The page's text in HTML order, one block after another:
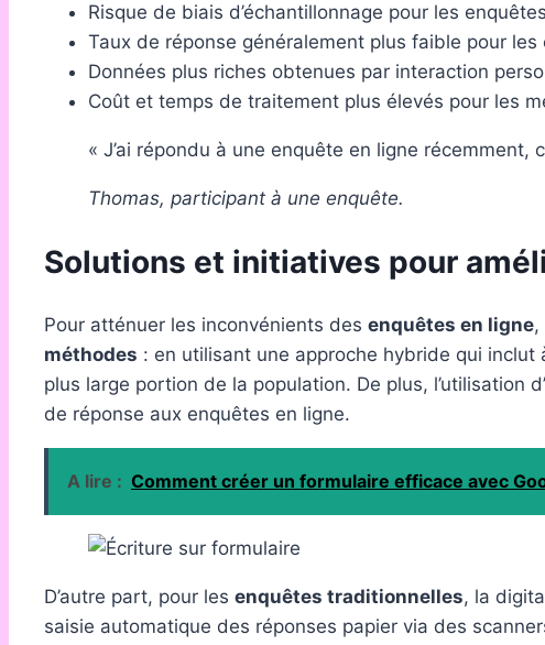
Risque de biais d’échantillonnage pour les
Taux de réponse généralement plus faible pour les
Données plus riches obtenues par interaction
Coût et temps de traitement plus élevés pour les
« J’ai répondu à une enquête en ligne récemment,
Thomas, participant à une enquête.
Solutions et initiatives pour
Pour atténuer les inconvénients des enquêtes en ligne,
méthodes : en utilisant une approche hybride qui
plus large portion de la population. De plus,
de réponse aux enquêtes en ligne.
A lire : Comment créer un formulaire efficace avec
D’autre part, pour les enquêtes traditionnelles, la
saisie automatique des réponses papier via des